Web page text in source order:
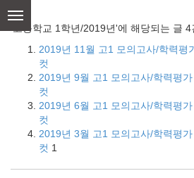
content
'고등학교 1학년/2019년'에 해당되는 글 4
2019년 11월 고1 모의고사/학력평
컷
2019년 9월 고1 모의고사/학력평
컷
2019년 6월 고1 모의고사/학력평
컷
2019년 3월 고1 모의고사/학력평
컷 1